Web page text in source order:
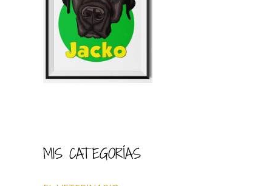
MIS CATEGORÍAS